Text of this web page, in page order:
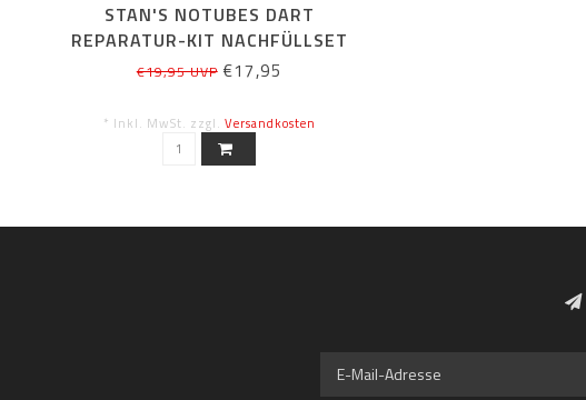
STAN'S NOTUBES DART
REPARATUR-KIT NACHFÜLLSET
€19,95 UVP€17,95
* Inkl. MwSt. zzgl. Versandkosten